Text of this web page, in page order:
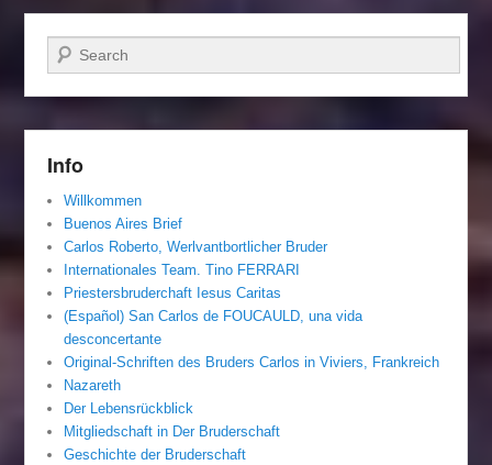
Suchen
Info
Willkommen
Buenos Aires Brief
Carlos Roberto, Werlvantbortlicher Bruder
Internationales Team. Tino FERRARI
Priestersbruderchaft Iesus Caritas
(Español) San Carlos de FOUCAULD, una vida
desconcertante
Original-Schriften des Bruders Carlos in Viviers, Frankreich
Nazareth
Der Lebensrückblick
Mitgliedschaft in Der Bruderschaft
Geschichte der Bruderschaft